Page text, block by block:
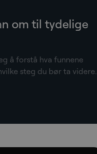
om til tydelige
å forstå hva funnene
steg du bør ta videre.